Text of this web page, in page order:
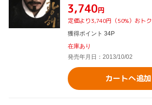
¥3,740円
定価より3,740円（50%）おトク
獲得ポイント 34P
在庫あり
発売年月日：2013/10/02
カートへ追加